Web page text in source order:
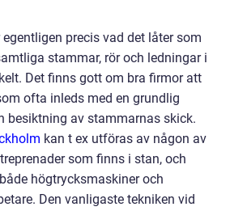
precis vad det låter som
stammar, rör och ledningar i
Det finns gott om bra firmor att
ofta inleds med en grundlig
besiktning av stammarnas skick.
kan t ex utföras av någon av
som finns i stan, och
högtrycksmaskiner och
Den vanligaste tekniken vid